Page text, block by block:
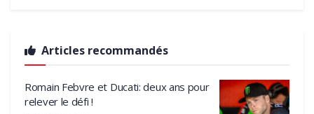
Articles recommandés
Romain Febvre et Ducati: deux ans pour
relever le défi !